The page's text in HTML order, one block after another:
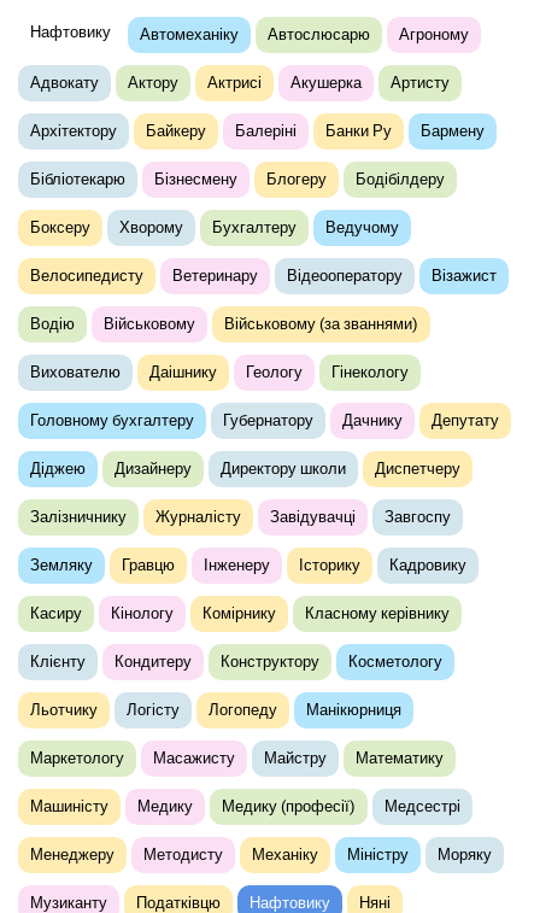
Нафтовику Автомеханіку Автослюсарю Агроному
Адвокату Актору Актрисі Акушерка Артисту
Архітектору Байкеру Балеріні Банки Ру Бармену
Бібліотекарю Бізнесмену Блогеру Бодібілдеру
Боксеру Хворому Бухгалтеру Ведучому
Велосипедисту Ветеринару Відеооператору Візажист
Водію Військовому Військовому (за званнями)
Вихователю Даішнику Геологу Гінекологу
Головному бухгалтеру Губернатору Дачнику Депутату
Діджею Дизайнеру Директору школи Диспетчеру
Залізничнику Журналісту Завідувачці Завгоспу
Земляку Гравцю Інженеру Історику Кадровику
Касиру Кінологу Комірнику Класному керівнику
Клієнту Кондитеру Конструктору Косметологу
Льотчику Логісту Логопеду Манікюрниця
Маркетологу Масажисту Майстру Математику
Машиністу Медику Медику (професії) Медсестрі
Менеджеру Методисту Механіку Міністру Моряку
Музиканту Податківцю Нафтовику Няні